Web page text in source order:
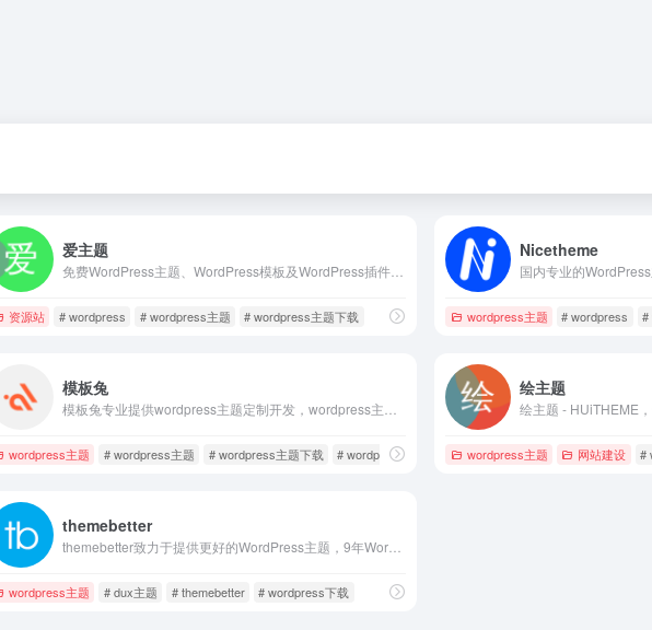
爱主题
免费WordPress主题、WordPress模板及WordPress插件分享下载，致力于为国内站长提供方便快捷的wordpress建站服务体验，爱主题所收集的wordpress主题涵盖范围广，包括：WordPress企业主题、CMS主题、图片主题、博客主题等，同时我们也提供自己的原创wordpress企业主题模板出售，给您更多选择。
资源站 # wordpress # wordpress主题 # wordpress主题下载
Nicetheme
wordpress主题 # wordpress #
模板兔
wordpress主题 # wordpress主题 # wordpress主题下载 # wordpress主题定制
绘主题
wordpress主题 网站建设 #
themebetter
themebetter致力于提供更好的WordPress主题，9年WordPress主题开发经验，有独立的团队设计开发WordPress主题并定期维护更新和售后，值得信赖的选择，WordPress建站无忧！
wordpress主题 # dux主题 # themebetter # wordpress下载